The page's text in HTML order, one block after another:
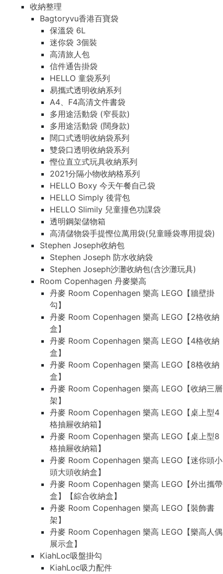
收納整理
Bagtoryvu香港百寶袋
保溫袋 6L
迷你袋 3個裝
高清旅人包
信件通告掛袋
HELLO 童袋系列
易攜式透明收納系列
A4、F4高清文件書袋
多用途活動袋 (窄長款)
多用途活動袋 (闊身款)
闊口式透明收納袋系列
雙袋口透明收納袋系列
慳位直立式玩具收納系列
2021分隔小物收納格系列
HELLO Boxy 今天午餐自己袋
HELLO Simply 後背包
HELLO Slimily 兒童撞色功課袋
透明鋼架儲物箱
高清儲物袋手提慳位萬用袋(兒童睡袋專用提袋)
Stephen Joseph收納包
Stephen Joseph 防水收納袋
Stephen Joseph沙灘收納包(含沙灘玩具)
Room Copenhagen 丹麥樂高
丹麥 Room Copenhagen 樂高 LEGO【牆壁掛
勾】
丹麥 Room Copenhagen 樂高 LEGO【2格收納
盒】
丹麥 Room Copenhagen 樂高 LEGO【4格收納
盒】
丹麥 Room Copenhagen 樂高 LEGO【8格收納
盒】
丹麥 Room Copenhagen 樂高 LEGO【收納三層
架】
丹麥 Room Copenhagen 樂高 LEGO【桌上型4
格抽屜收納箱】
丹麥 Room Copenhagen 樂高 LEGO【桌上型8
格抽屜收納箱】
丹麥 Room Copenhagen 樂高 LEGO【迷你頭小
頭大頭收納盒】
丹麥 Room Copenhagen 樂高 LEGO【外出攜帶
盒】【綜合收納盒】
丹麥 Room Copenhagen 樂高 LEGO【裝飾書
架】
丹麥 Room Copenhagen 樂高 LEGO【樂高人偶
展示盒】
KiahLoc吸盤掛勾
KiahLoc吸力配件